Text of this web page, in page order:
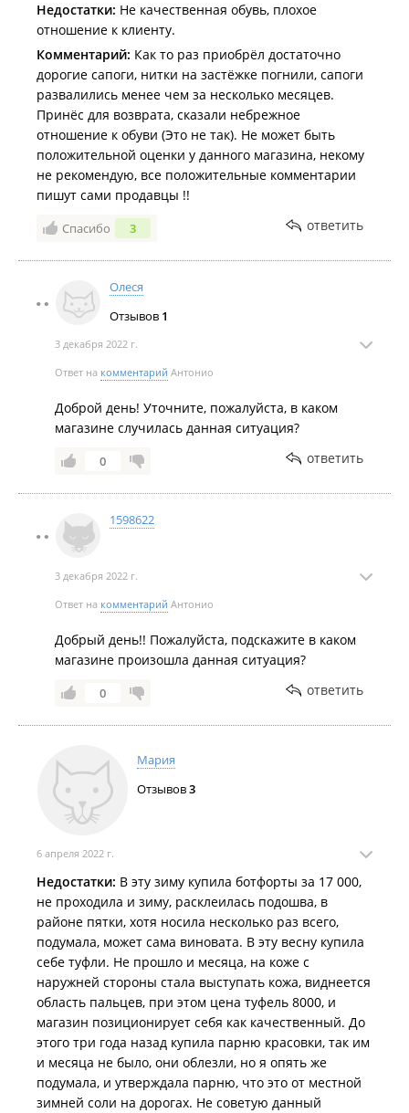
Недостатки: Не качественная обувь, плохое
отношение к клиенту.
Комментарий: Как то раз приобрёл достаточно
дорогие сапоги, нитки на застёжке погнили, сапоги
развалились менее чем за несколько месяцев.
Принёс для возврата, сказали небрежное
отношение к обуви (Это не так). Не может быть
положительной оценки у данного магазина, некому
не рекомендую, все положительные комментарии
пишут сами продавцы !!
Спасибо 3 ответить
Олеся
Отзывов 1
3 декабря 2022 г.
Ответ на комментарий Антонио
Доброй день! Уточните, пожалуйста, в каком
магазине случилась данная ситуация?
0 ответить
1598622
3 декабря 2022 г.
Ответ на комментарий Антонио
Добрый день!! Пожалуйста, подскажите в каком
магазине произошла данная ситуация?
0 ответить
Мария
Отзывов3
6 апреля 2022 г.
Недостатки: В эту зиму купила ботфорты за 17 000,
не проходила и зиму, расклеилась подошва, в
районе пятки, хотя носила несколько раз всего,
подумала, может сама виновата. В эту весну купила
себе туфли. Не прошло и месяца, на коже с
наружней стороны стала выступать кожа, виднеется
область пальцев, при этом цена туфель 8000, и
магазин позиционирует себя как качественный. До
этого три года назад купила парню красовки, так им
и месяца не было, они облезли, но я опять же
подумала, и утверждала парню, что это от местной
зимней соли на дорогах. Не советую данный